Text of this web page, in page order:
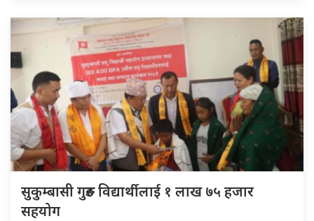
सुकुम्बासी गुरुङ विद्यार्थीलाई १ लाख ७५ हजार
सहयोग